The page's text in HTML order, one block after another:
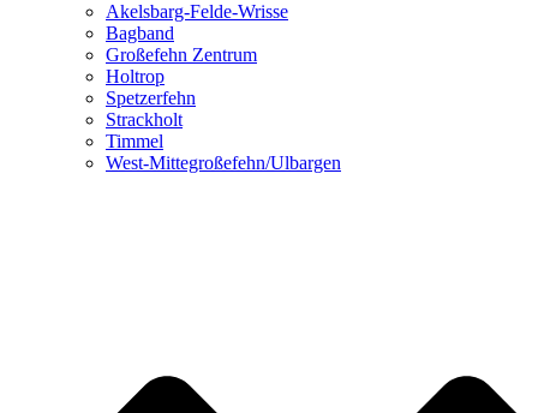
Akelsbarg-Felde-Wrisse
Bagband
Großefehn Zentrum
Holtrop
Spetzerfehn
Strackholt
Timmel
West-Mittegroßefehn/Ulbargen